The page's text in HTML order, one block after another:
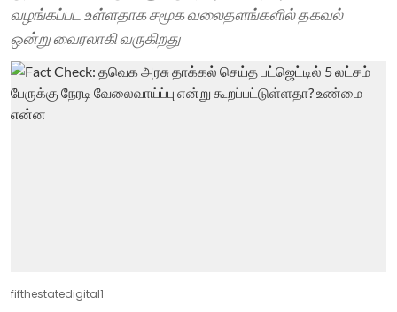
வழங்கப்பட உள்ளதாக சமூக வலைதளங்களில் தகவல்
ஒன்று வைரலாகி வருகிறது
fifthestatedigital1